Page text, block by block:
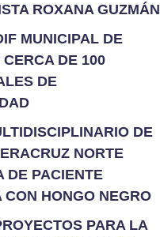
ROXANA GUZMÁN
MUNICIPAL DE
DE 100
DE
DE
NORTE
DE PACIENTE
CON HONGO NEGRO
PARA LA